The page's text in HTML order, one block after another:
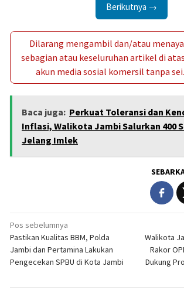
Berikutnya →
Dilarang mengambil dan/atau
sebagian atau keseluruhan artikel di
akun media sosial komersil tanpa
Baca juga: Perkuat Toleransi dan
Inflasi, Walikota Jambi Salurkan 400
Jelang Imlek
Navigasi
pos
Pos sebelumnya
Pastikan Kualitas BBM, Polda
Jambi dan Pertamina Lakukan
Pengecekan SPBU di Kota Jambi
Walikota
Rakor
Dukung